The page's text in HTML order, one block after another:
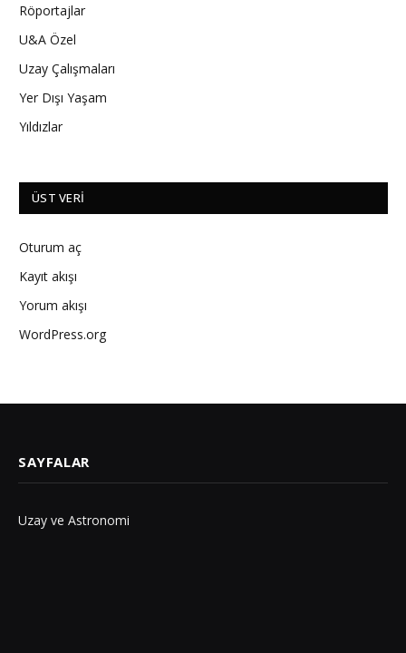
Röportajlar
U&A Özel
Uzay Çalışmaları
Yer Dışı Yaşam
Yıldızlar
ÜST VERI
Oturum aç
Kayıt akışı
Yorum akışı
WordPress.org
SAYFALAR
Uzay ve Astronomi